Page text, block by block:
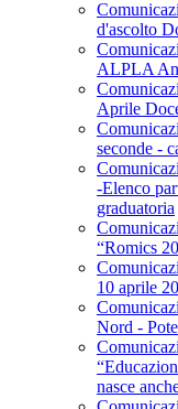
d'ascolto
ALPLA
Aprile
seconde -
-Elenco
graduatoria
“Romics
10 aprile
Nord -
nasce